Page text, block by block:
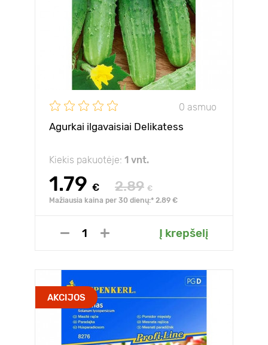
0 asmuo
Agurkai ilgavaisiai Delikatess
Kiekis pakuotėje: 1 vnt.
1.79 € 2.89 €
Mažiausia kaina per 30 dienų:* 2.89 €
Į krepšelį
AKCIJOS